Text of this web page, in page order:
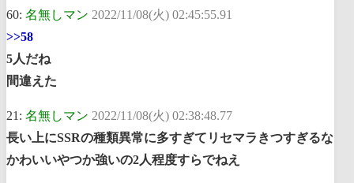
60: 名無しマン 2022/11/08(火) 02:45:55.91
>>58
5人だね
間違えた
21: 名無しマン 2022/11/08(火) 02:38:48.77
長い上にSSRの種類異常に多すぎてリセマラきつすぎるな
かわいいやつか強いの2人程度すらでねえ